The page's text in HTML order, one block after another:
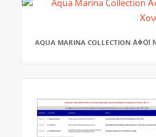
AQUA MARINA COLLECTION